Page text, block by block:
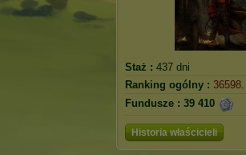
Staż : 437 dni
Ranking ogólny : 36598.
Fundusze : 39 410
Historia właścicieli